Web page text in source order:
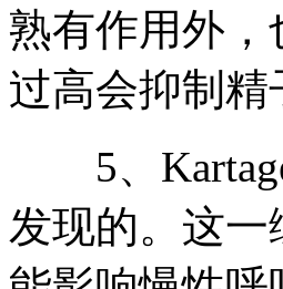
熟有作用外
过高会抑制
5、
发现的。这